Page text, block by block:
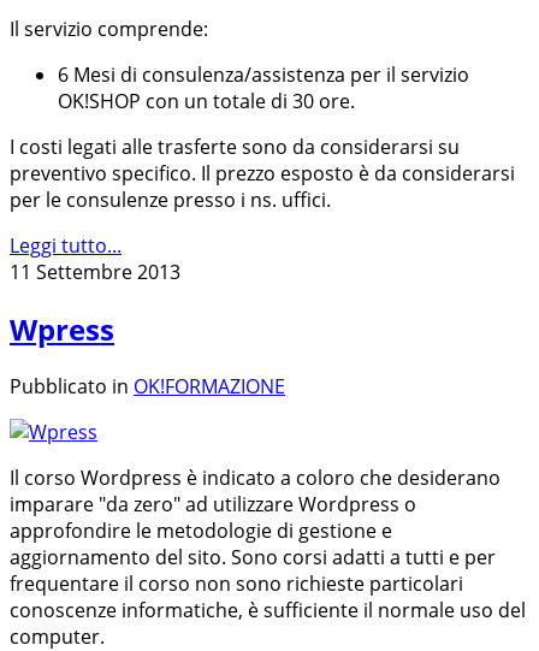
Il servizio comprende:
6 Mesi di consulenza/assistenza per il servizio
OK!SHOP con un totale di 30 ore.
I costi legati alle trasferte sono da considerarsi su
preventivo specifico. Il prezzo esposto è da considerarsi
per le consulenze presso i ns. uffici.
Leggi tutto...
11 Settembre 2013
Wpress
Pubblicato in OK!FORMAZIONE
Il corso Wordpress è indicato a coloro che desiderano
imparare "da zero" ad utilizzare Wordpress o
approfondire le metodologie di gestione e
aggiornamento del sito. Sono corsi adatti a tutti e per
frequentare il corso non sono richieste particolari
conoscenze informatiche, è sufficiente il normale uso del
computer.